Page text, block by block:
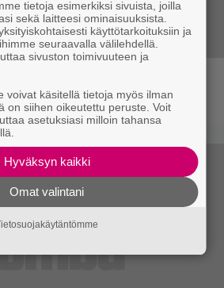
ilmestyy ensi
tietoja esimerkiksi sivuista, joilla
sekä laitteesi ominaisuuksista.
käyttötarkoituksiin ja
seuraavalla välilehdellä.
sivuston toimivuuteen ja
voivat käsitellä tietoja myös ilman
on siihen oikeutettu peruste. Voit
asetuksiasi milloin tahansa
Hyväksyn kaikki
Omat valintani